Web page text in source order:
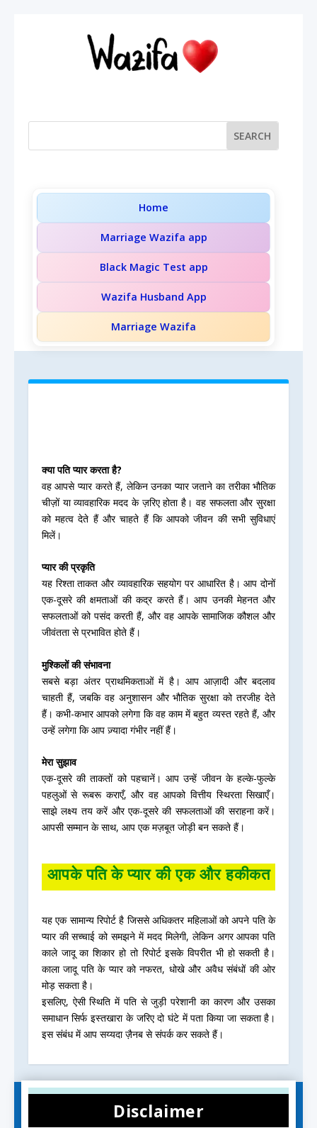
Home
Marriage Wazifa app
Black Magic Test app
Wazifa Husband App
Marriage Wazifa
क्या पति प्यार करता है?
वह आपसे प्यार करते हैं, लेकिन उनका प्यार जताने का तरीका भौतिक
चीज़ों या व्यावहारिक मदद के ज़रिए होता है। वह सफलता और सुरक्षा
को महत्व देते हैं और चाहते हैं कि आपको जीवन की सभी सुविधाएं
मिलें।
प्यार की प्रकृति
यह रिश्ता ताकत और व्यावहारिक सहयोग पर आधारित है। आप दोनों
एक-दूसरे की क्षमताओं की कद्र करते हैं। आप उनकी मेहनत और
सफलताओं को पसंद करती हैं, और वह आपके सामाजिक कौशल और
जीवंतता से प्रभावित होते हैं।
मुश्किलों की संभावना
सबसे बड़ा अंतर प्राथमिकताओं में है। आप आज़ादी और बदलाव
चाहती हैं, जबकि वह अनुशासन और भौतिक सुरक्षा को तरजीह देते
हैं। कभी-कभार आपको लगेगा कि वह काम में बहुत व्यस्त रहते हैं, और
उन्हें लगेगा कि आप ज़्यादा गंभीर नहीं हैं।
मेरा सुझाव
एक-दूसरे की ताकतों को पहचानें। आप उन्हें जीवन के हल्के-फुल्के
पहलुओं से रूबरू कराएँ, और वह आपको वित्तीय स्थिरता सिखाएँ।
साझे लक्ष्य तय करें और एक-दूसरे की सफलताओं की सराहना करें।
आपसी सम्मान के साथ, आप एक मज़बूत जोड़ी बन सकते हैं।
आपके पति के प्यार की एक और हकीकत
यह एक सामान्य रिपोर्ट है जिससे अधिकतर महिलाओं को अपने पति के
प्यार की सच्चाई को समझने में मदद मिलेगी, लेकिन अगर आपका पति
काले जादू का शिकार हो तो रिपोर्ट इसके विपरीत भी हो सकती है।
काला जादू पति के प्यार को नफरत, धोखे और अवैध संबंधों की ओर
मोड़ सकता है।
इसलिए, ऐसी स्थिति में पति से जुड़ी परेशानी का कारण और उसका
समाधान सिर्फ इस्तखारा के जरिए दो घंटे में पता किया जा सकता है।
इस संबंध में आप सय्यदा ज़ैनब से संपर्क कर सकते हैं।
Disclaimer